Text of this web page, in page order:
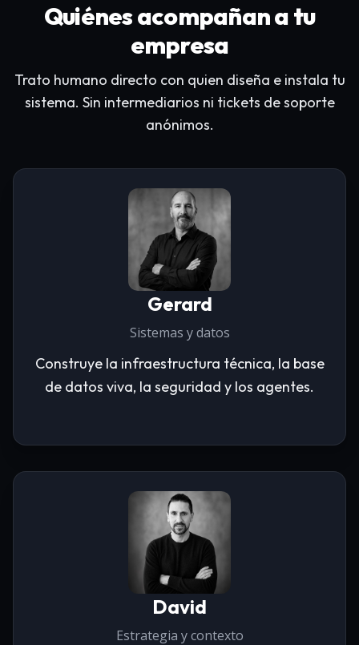
Explorar
Trato humano directo sin sistemas de
tickets anónimos
Formación práctica para la autonomía
de tu plantilla
Evolución del sistema adaptada al
Quiénes acompañan a tu
empresa
Trato humano directo con quien diseña e instala tu
sistema. Sin intermediarios ni tickets de soporte
anónimos.
Gerard
Sistemas y datos
Construye la infraestructura técnica, la base
de datos viva, la seguridad y los agentes.
David
Estrategia y contexto